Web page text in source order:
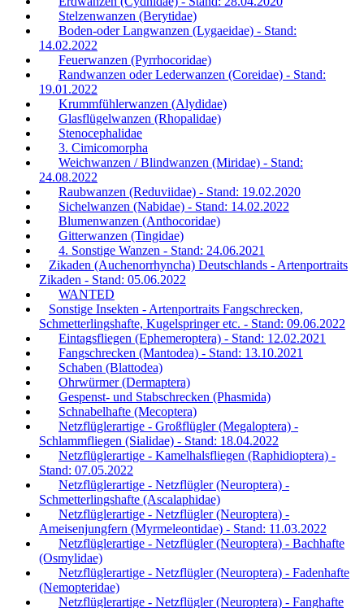
Stelzenwanzen (Berytidae)
Boden-oder Langwanzen (Lygaeidae) - Stand:
14.02.2022
Feuerwanzen (Pyrrhocoridae)
Randwanzen oder Lederwanzen (Coreidae) - Stand:
19.01.2022
Krummfühlerwanzen (Alydidae)
Glasflügelwanzen (Rhopalidae)
Stenocephalidae
3. Cimicomorpha
Weichwanzen / Blindwanzen (Miridae) - Stand:
24.08.2022
Raubwanzen (Reduviidae) - Stand: 19.02.2020
Sichelwanzen (Nabidae) - Stand: 14.02.2022
Blumenwanzen (Anthocoridae)
Gitterwanzen (Tingidae)
4. Sonstige Wanzen - Stand: 24.06.2021
Zikaden (Auchenorrhyncha) Deutschlands - Artenportraits
Zikaden - Stand: 05.06.2022
WANTED
Sonstige Insekten - Artenportraits Fangschrecken,
Schmetterlingshafte, Kugelspringer etc. - Stand: 09.06.2022
Eintagsfliegen (Ephemeroptera) - Stand: 12.02.2021
Fangschrecken (Mantodea) - Stand: 13.10.2021
Schaben (Blattodea)
Ohrwürmer (Dermaptera)
Gespenst- und Stabschrecken (Phasmida)
Schnabelhafte (Mecoptera)
Netzflüglerartige - Großflügler (Megaloptera) -
Schlammfliegen (Sialidae) - Stand: 18.04.2022
Netzflüglerartige - Kamelhalsfliegen (Raphidioptera) -
Stand: 07.05.2022
Netzflüglerartige - Netzflügler (Neuroptera) -
Schmetterlingshafte (Ascalaphidae)
Netzflüglerartige - Netzflügler (Neuroptera) -
Ameisenjungfern (Myrmeleontidae) - Stand: 11.03.2022
Netzflüglerartige - Netzflügler (Neuroptera) - Bachhafte
(Osmylidae)
Netzflüglerartige - Netzflügler (Neuroptera) - Fadenhafte
(Nemopteridae)
Netzflüglerartige - Netzflügler (Neuroptera) - Fanghafte